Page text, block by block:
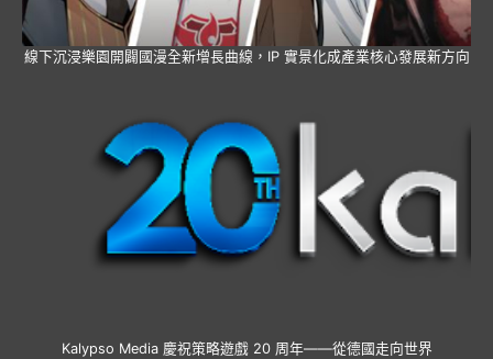
線下沉浸樂園開闢國漫全新增長曲線，IP 實景化成產業核心發展新方向
Kalypso Media 慶祝策略遊戲 20 周年——從德國走向世界